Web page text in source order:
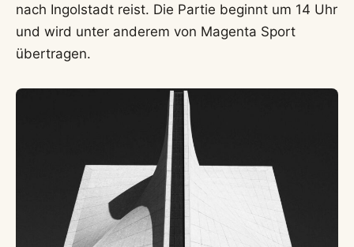
nach Ingolstadt reist. Die Partie beginnt um 14 Uhr
und wird unter anderem von Magenta Sport
übertragen.